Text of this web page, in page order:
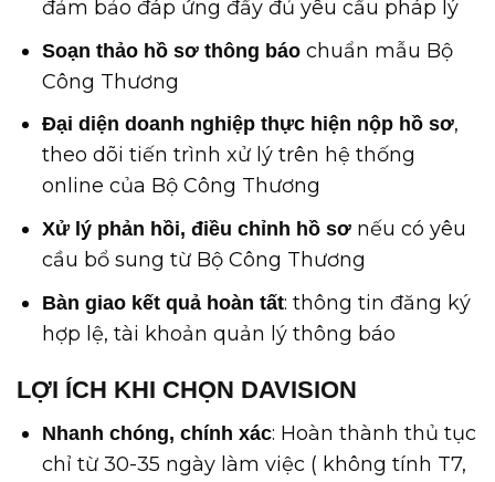
đảm bảo đáp ứng đầy đủ yêu cầu pháp lý
Soạn thảo hồ sơ thông báo chuẩn mẫu Bộ
Công Thương
Đại diện doanh nghiệp thực hiện nộp hồ sơ,
theo dõi tiến trình xử lý trên hệ thống
online của Bộ Công Thương
Xử lý phản hồi, điều chỉnh hồ sơ nếu có yêu
cầu bổ sung từ Bộ Công Thương
Bàn giao kết quả hoàn tất: thông tin đăng ký
hợp lệ, tài khoản quản lý thông báo
LỢI ÍCH KHI CHỌN DAVISION
Nhanh chóng, chính xác: Hoàn thành thủ tục
chỉ từ 30-35 ngày làm việc ( không tính T7,